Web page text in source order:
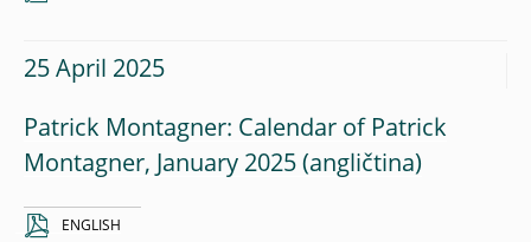
25 April 2025
Patrick Montagner: Calendar of Patrick
Montagner, January 2025
ENGLISH